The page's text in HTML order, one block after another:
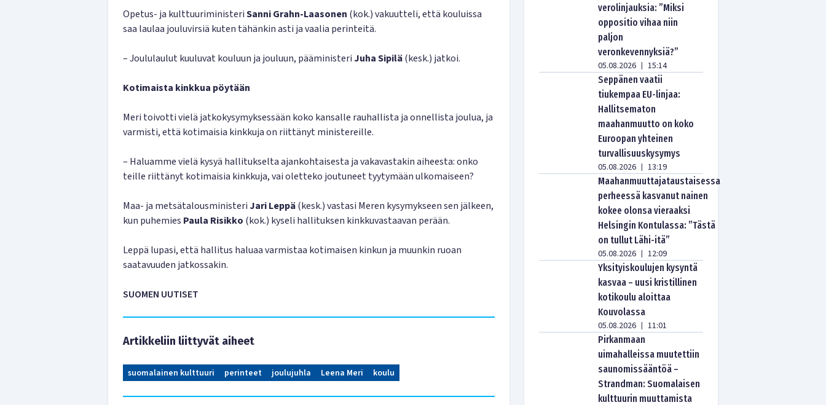
Opetus- ja kulttuuriministeriSanni Grahn-Laasonen (kok.) vakuutteli, että kouluissa
saa laulaa jouluvirsiä kuten tähänkin asti ja vaalia perinteitä.
– Joululaulut kuuluvat kouluun ja jouluun, pääministeri JuhaSipilä(kesk.) jatkoi.
Kotimaista kinkkua pöytään
Meri toivotti vielä jatkokysymyksessään koko kansalle rauhallista ja onnellista joulua, ja
varmisti, että kotimaisia kinkkuja on riittänyt ministereille.
– Haluamme vielä kysyä hallitukselta ajankohtaisesta ja vakavastakin aiheesta: onko
teille riittänyt kotimaisia kinkkuja, vai oletteko joutuneet tyytymään ulkomaiseen?
Maa- ja metsätalousministeri Jari Leppä(kesk.) vastasi Meren kysymykseen sen jälkeen,
kun puhemies Paula Risikko (kok.) kyseli hallituksen kinkkuvastaavan perään.
Leppä lupasi, että hallitus haluaa varmistaa kotimaisen kinkun ja muunkin ruoan
saatavuuden jatkossakin.
SUOMEN UUTISET
Artikkeliin liittyvät aiheet
suomalainen kulttuuri perinteet joulujuhla Leena Meri koulu
verolinjauksia: ”Miksi
oppositio vihaa niin
paljon
veronkevennyksiä?”
05.08.2026 | 15:14
Seppänen vaatii
tiukempaa EU-linjaa:
Hallitsematon
maahanmuutto on koko
Euroopan yhteinen
turvallisuuskysymys
05.08.2026 | 13:19
Maahanmuuttajataustaisessa
perheessä kasvanut nainen
kokee olonsa vieraaksi
Helsingin Kontulassa: ”Tästä
on tullut Lähi-itä”
05.08.2026 | 12:09
Yksityiskoulujen kysyntä
kasvaa – uusi kristillinen
kotikoulu aloittaa
Kouvolassa
05.08.2026 | 11:01
Pirkanmaan
uimahalleissa muutettiin
saunomissääntöä –
Strandman: Suomalaisen
kulttuurin muuttamista